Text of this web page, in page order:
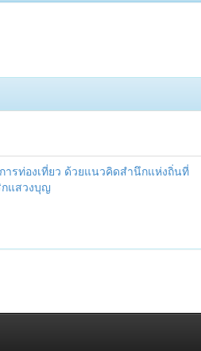
ารท่องเที่ยว ด้วยแนวคิดสำนึกแห่งถิ่นที่
กแสวงบุญ